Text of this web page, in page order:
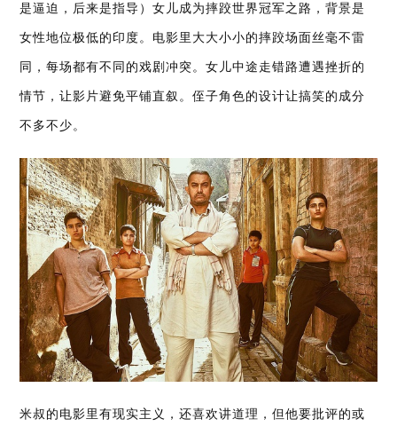
是逼迫，后来是指导）女儿成为摔跤世界冠军之路，背景是
女性地位极低的印度。电影里大大小小的摔跤场面丝毫不雷
同，每场都有不同的戏剧冲突。女儿中途走错路遭遇挫折的
情节，让影片避免平铺直叙。侄子角色的设计让搞笑的成分
不多不少。
米叔的电影里有现实主义，还喜欢讲道理，但他要批评的或